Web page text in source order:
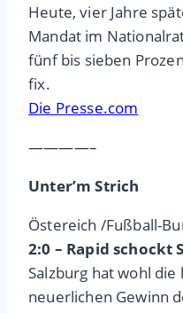
Heute, vier Jahre
Mandat im
fünf bis sieben
fix.
Die Presse.com
————–
Unter’m Strich
Östereich /Fußball-
2:0 – Rapid schockt
Salzburg hat wohl
neuerlichen Gewinn